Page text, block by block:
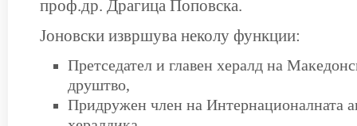
проф.др. Драгица Поповска.
Јоновски извршува неколу функции:
Претседател и главен хералд на
друштво,
Придружен член на Интернационалната